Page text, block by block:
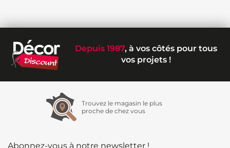
Depuis 1987, à vos côtés pour tous
vos projets !
Trouvez le magasin le plus
proche de chez vous
Abonnez-vous à notre newsletter !